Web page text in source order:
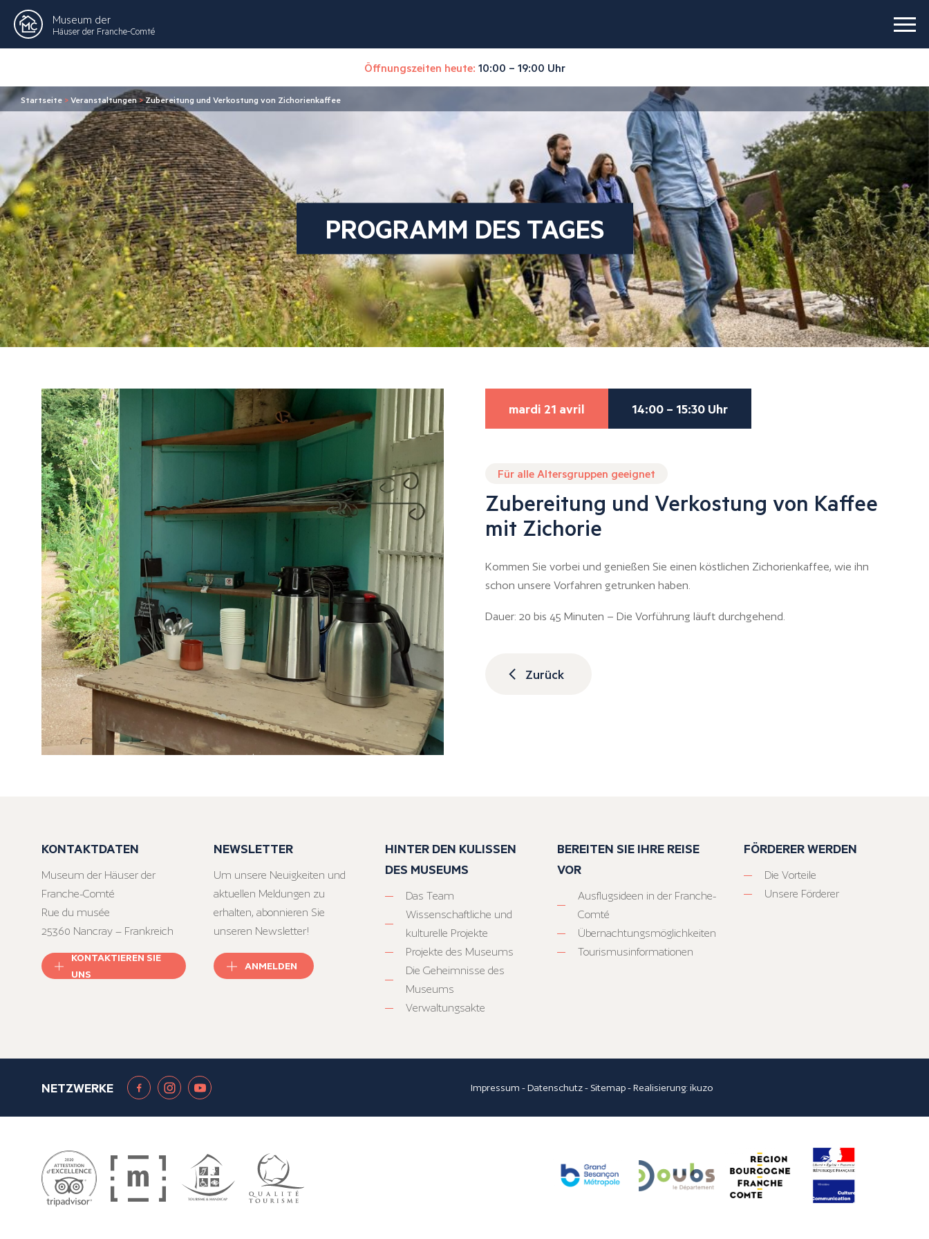
Museum der
Häuser der Franche-Comté
Öffnungszeiten heute: 10:00 – 19:00 Uhr
Startseite >Veranstaltungen>Zubereitung und Verkostung von Zichorienkaffee
PROGRAMM DES TAGES
mardi 21 avril 14:00 – 15:30 Uhr
Für alle Altersgruppen geeignet
Zubereitung und Verkostung von Kaffee
mit Zichorie
Kommen Sie vorbei und genießen Sie einen köstlichen Zichorienkaffee, wie ihn
schon unsere Vorfahren getrunken haben.
Dauer: 20 bis 45 Minuten – Die Vorführung läuft durchgehend.
Zurück
KONTAKTDATEN
Museum der Häuser der
Franche-Comté
Rue du musée
25360 Nancray – Frankreich
KONTAKTIEREN SIE
UNS
NEWSLETTER
Um unsere Neuigkeiten und
aktuellen Meldungen zu
erhalten, abonnieren Sie
unseren Newsletter!
ANMELDEN
HINTER DEN KULISSEN
DES MUSEUMS
Das Team
Wissenschaftliche und
kulturelle Projekte
Projekte des Museums
Die Geheimnisse des
Museums
Verwaltungsakte
BEREITEN SIE IHRE REISE
VOR
Ausflugsideen in der Franche-
Comté
Übernachtungsmöglichkeiten
Tourismusinformationen
FÖRDERER WERDEN
Die Vorteile
Unsere Förderer
NETZWERKE Impressum -Datenschutz- Sitemap- Realisierung:ikuzo